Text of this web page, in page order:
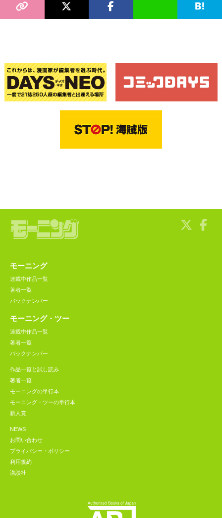
モーニング
連載中作品一覧
著者一覧
バックナンバー
モーニング・ツー
連載中作品一覧
著者一覧
バックナンバー
作品一覧と試し読み
著者一覧
モーニングの単行本
モーニング・ツーの単行本
新人賞
NEWS
お問い合わせ
プライバシー・ポリシー
利用規約
講談社